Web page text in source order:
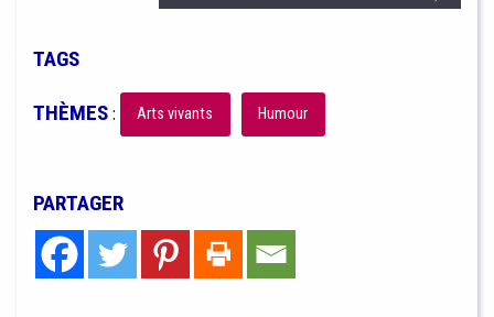
TAGS
THÈMES: Arts vivants Humour
PARTAGER